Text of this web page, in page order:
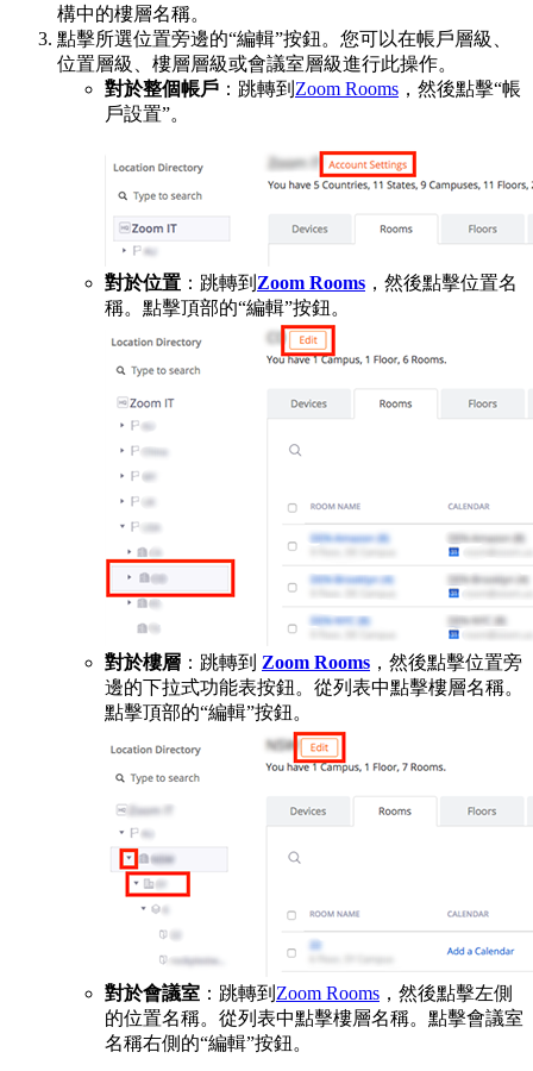
構中的樓層名稱。
點擊所選位置旁邊的“編輯”按鈕。您可以在帳戶層級、
位置層級、樓層層級或會議室層級進行此操作。
對於整個帳戶 ：跳轉到 Zoom Rooms ，然後點擊“帳
戶設置”。
對於位置 ：跳轉到 Zoom Rooms ，然後點擊位置名
稱。點擊頂部的“編輯”按鈕。
對於樓層 ：跳轉到 Zoom Rooms ，然後點擊位置旁
邊的下拉式功能表按鈕。從列表中點擊樓層名稱。
點擊頂部的“編輯”按鈕。
對於會議室 ：跳轉到 Zoom Rooms ，然後點擊左側
的位置名稱。從列表中點擊樓層名稱。點擊會議室
名稱右側的“編輯”按鈕。